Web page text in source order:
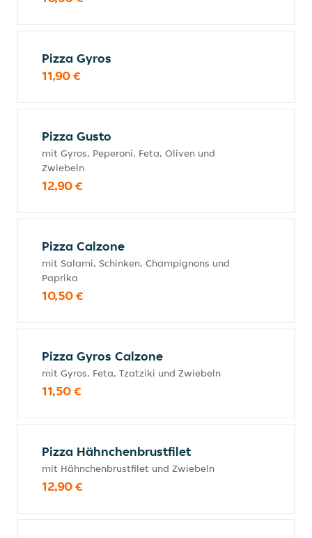
Pizza Gyros
11,90 €
Pizza Gusto
mit Gyros, Peperoni, Feta, Oliven und
Zwiebeln
12,90 €
Pizza Calzone
mit Salami, Schinken, Champignons und
Paprika
10,50 €
Pizza Gyros Calzone
mit Gyros, Feta, Tzatziki und Zwiebeln
11,50 €
Pizza Hähnchenbrustfilet
mit Hähnchenbrustfilet und Zwiebeln
12,90 €